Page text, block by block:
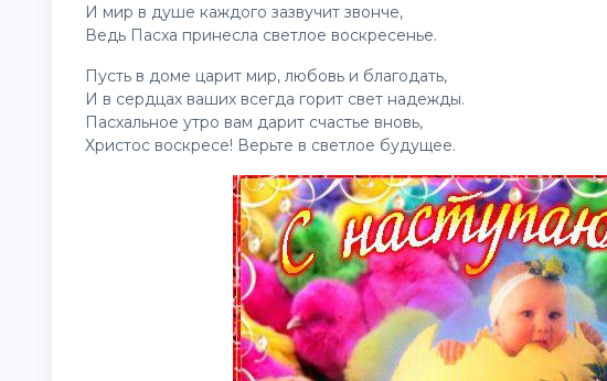
И мир в душе каждого зазвучит звонче,
Ведь Пасха принесла светлое воскресенье.
Пусть в доме царит мир, любовь и благодать,
И в сердцах ваших всегда горит свет надежды.
Пасхальное утро вам дарит счастье вновь,
Христос воскресе! Верьте в светлое будущее.